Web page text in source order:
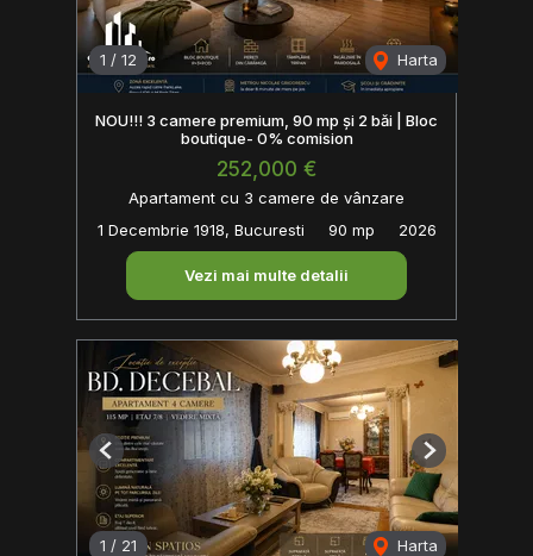
1 / 12 Harta
NOU!!! 3 camere premium, 90 mp și 2 băi | Bloc
boutique- 0% comision
252,000 €
Apartament cu 3 camere de vânzare
1 Decembrie 1918, Bucuresti
90 mp 2026
Vezi mai multe detalii
1 / 21 Harta
Previous Next